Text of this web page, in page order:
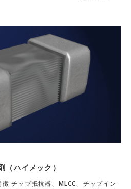
（ハイメック）
チップ抵抗器、MLCC、チップイン